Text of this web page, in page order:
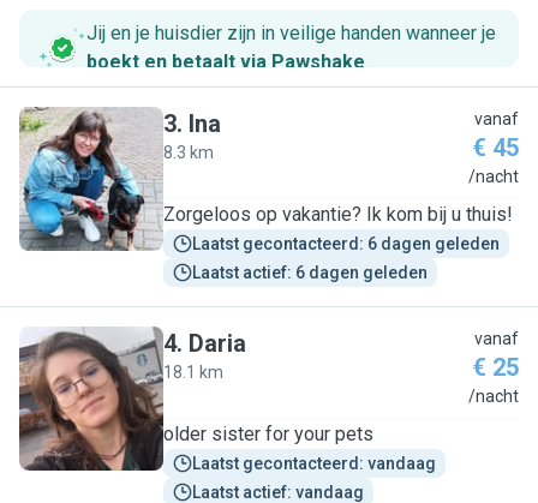
Jij en je huisdier zijn in veilige handen wanneer je
boekt en betaalt via Pawshake.
I
3. Ina
8.3 km
vanaf
€ 45
/nacht
Zorgeloos op vakantie? Ik kom bij u thuis!
Laatst gecontacteerd: 6 dagen geleden
Laatst actief: 6 dagen geleden
D
4. Daria
18.1 km
vanaf
€ 25
/nacht
older sister for your pets
Laatst gecontacteerd: vandaag
Laatst actief: vandaag